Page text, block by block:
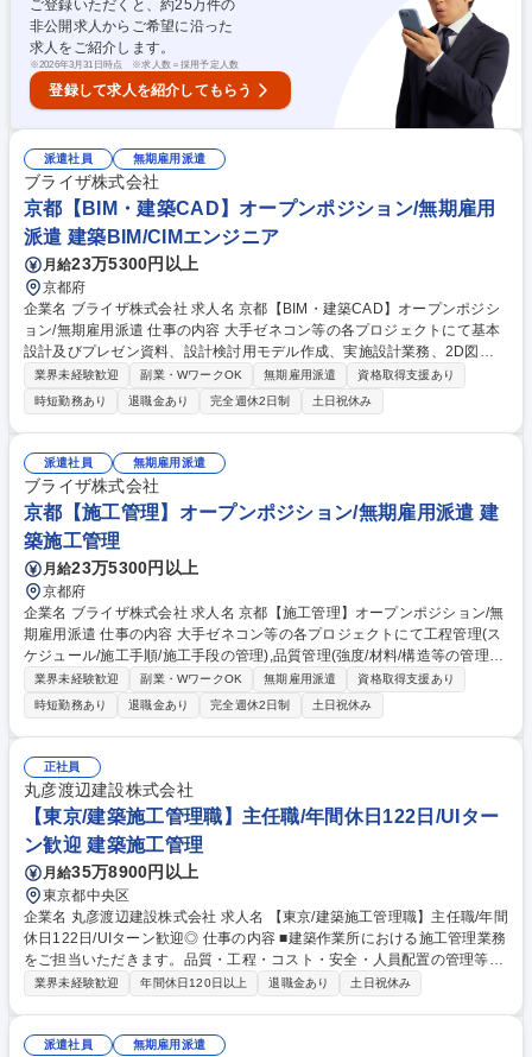
格取得の際には奨励金と月額手当が出ます。資格取得をサポートする教育
制度も充実しており、会社をあげてスキルアップを応援いたします！ 変更
の範囲：会社の定める業務 募集職種 【名古屋/建築施工管理職】主任職/年
間休日122日/UIターン歓迎◎
ご登録いただくと、約25 万件の
非公開求人からご希望に沿った
求人をご紹介します。
※2026年3月31日時点 ※求人数＝採用予定人数
登録して求人を紹介してもらう
派遣社員 無期雇用派遣
ブライザ株式会社
京都【BIM・建築CAD】オープンポジション/無期雇用
派遣 建築BIM/CIMエンジニア
月給23万5300円以上
京都府
企業名 ブライザ株式会社 求人名 京都【BIM・建築CAD】オープンポジシ
ョン/無期雇用派遣 仕事の内容 大手ゼネコン等の各プロジェクトにて基本
設計及びプレゼン資料、設計検討用モデル作成、実施設計業務、2D図面
を3Dモデルに作成する業務を担当。使用ツール：AUTOCAD/Revit/Vector
works/photoshop/Illustrator [案件例]○建築物:オフィスビル,商業施設,病院,
マンション,教育施設(学校/図書館),公共施設(駅舎/官公庁施設/地方自治体),
娯楽施設(ホテル/式場),空港,工場 ○構造物:道路,橋梁,トンネル,河川,鉄道,上
下水道,ダム ○工程:基本設計(デザイン/間取り),設計検討用モデルの作成,実
施設計,意匠,造設計(基礎/骨組み/柱/梁の設計),設備設計,生産設計,工程管理,
安全管理,建築費用算出/見積,調査業務,概略設計,予備設計,施工計画書作成
募集職種 京都【BIM・建築CAD】オープンポジション/無期雇用派遣
業界未経験歓迎 副業・WワークOK 無期雇用派遣
資格取得支援あり
時短勤務あり
退職金あり 完全週休2日制 土日祝休み
派遣社員 無期雇用派遣
ブライザ株式会社
京都【施工管理】オープンポジション/無期雇用派遣 建
築施工管理
月給23万5300円以上
京都府
企業名 ブライザ株式会社 求人名 京都【施工管理】オープンポジション/無
期雇用派遣 仕事の内容 大手ゼネコン等の各プロジェクトにて工程管理(ス
ケジュール/施工手順/施工手段の管理),品質管理(強度/材料/構造等の管理),
安全管理(災害防止,公害防止等の管理),各種検査対応,検査立会,竣工書類作
成等を担当。 [案件例]○建築物:オフィスビル,商業施設,病院,マンション,教
育施設(学校/図書館),公共施設(駅舎/官公庁施設/地方自治体),娯楽施設(ホテ
ル/式場),空港,工場 ○構造物:道路,橋梁,トンネル,河川,鉄道,上下水道,ダム ○
工程:工程管理,安全管理,建築費用算出/見積,調査業務,概略設計,予備設計,施
工計画書作成 [取引先例]竹中工務店社/鹿島建設社/大林組社/大成建設社/清
水建設社等 募集職種 京都【施工管理】オープンポジション/無期雇用派遣
業界未経験歓迎 副業・WワークOK 無期雇用派遣
資格取得支援あり
時短勤務あり
退職金あり 完全週休2日制 土日祝休み
正社員
丸彦渡辺建設株式会社
【東京/建築施工管理職】主任職/年間休日122日/UIター
ン歓迎 建築施工管理
月給35万8900円以上
東京都中央区
企業名 丸彦渡辺建設株式会社 求人名 【東京/建築施工管理職】主任職/年間
休日122日/UIターン歓迎◎ 仕事の内容 ■建築作業所における施工管理業務
をご担当いただきます。品質・工程・コスト・安全・人員配置の管理等、
施工計画書作成から竣工まで一連の業務をお任せします。他にも後輩育成
ことができます。また王子HDグループのプラント施工の案件も安定的に
業界未経験歓迎 年間休日120日以上 退職金あり 土日祝休み
派遣社員 無期雇用派遣